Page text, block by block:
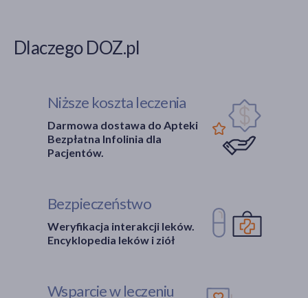
Dlaczego DOZ.pl
Niższe koszta leczenia
Darmowa dostawa do Apteki
Bezpłatna Infolinia dla
Pacjentów.
Bezpieczeństwo
Weryfikacja interakcji leków.
Encyklopedia leków i ziół
Wsparcie w leczeniu